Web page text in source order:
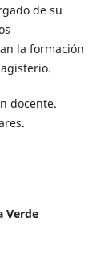
de su
la formación
docente.
Verde